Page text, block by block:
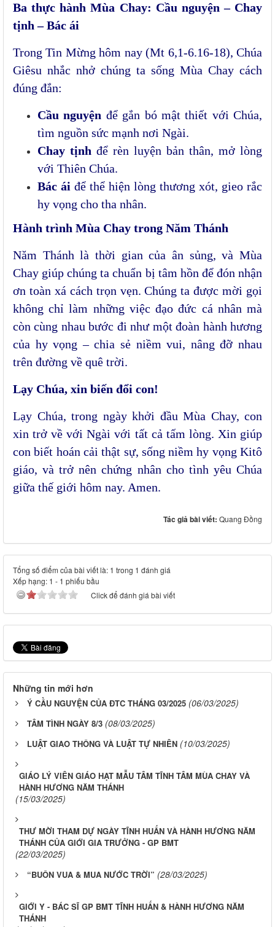
Ba thực hành Mùa Chay: Cầu nguyện – Chay
tịnh – Bác ái
Trong Tin Mừng hôm nay (Mt 6,1-6.16-18), Chúa
Giêsu nhắc nhở chúng ta sống Mùa Chay cách
đúng đắn:
Cầu nguyện để gắn bó mật thiết với Chúa,
tìm nguồn sức mạnh nơi Ngài.
Chay tịnh để rèn luyện bản thân, mở lòng
với Thiên Chúa.
Bác ái để thể hiện lòng thương xót, gieo rắc
hy vọng cho tha nhân.
Hành trình Mùa Chay trong Năm Thánh
Năm Thánh là thời gian của ân sủng, và Mùa
Chay giúp chúng ta chuẩn bị tâm hồn để đón nhận
ơn toàn xá cách trọn vẹn. Chúng ta được mời gọi
không chỉ làm những việc đạo đức cá nhân mà
còn cùng nhau bước đi như một đoàn hành hương
của hy vọng – chia sẻ niềm vui, nâng đỡ nhau
trên đường về quê trời.
Lạy Chúa, xin biến đổi con!
Lạy Chúa, trong ngày khởi đầu Mùa Chay, con
xin trở về với Ngài với tất cả tấm lòng. Xin giúp
con biết hoán cải thật sự, sống niềm hy vọng Kitô
giáo, và trở nên chứng nhân cho tình yêu Chúa
giữa thế giới hôm nay. Amen.
Tác giả bài viết: Quang Đồng
Tổng số điểm của bài viết là: 1 trong 1 đánh giá
Xếp hạng: 1 - 1 phiếu bầu
Click để đánh giá bài viết
Những tin mới hơn
Ý CẦU NGUYỆN CỦA ĐTC THÁNG 03/2025 (06/03/2025)
TÂM TÌNH NGÀY 8/3 (08/03/2025)
LUẬT GIAO THÔNG VÀ LUẬT TỰ NHIÊN (10/03/2025)
GIÁO LÝ VIÊN GIÁO HẠT MẪU TÂM TĨNH TÂM MÙA CHAY VÀ
HÀNH HƯƠNG NĂM THÁNH
(15/03/2025)
THƯ MỜI THAM DỰ NGÀY TĨNH HUẤN VÀ HÀNH HƯƠNG NĂM
THÁNH CỦA GIỚI GIA TRƯỞNG - GP BMT
(22/03/2025)
“BUÔN VUA & MUA NƯỚC TRỜI” (28/03/2025)
GIỚI Y - BÁC SĨ GP BMT TĨNH HUẤN & HÀNH HƯƠNG NĂM
THÁNH